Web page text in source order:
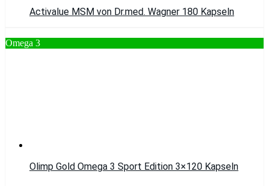
Activalue MSM von Dr.med. Wagner 180 Kapseln
Omega 3
Olimp Gold Omega 3 Sport Edition 3×120 Kapseln